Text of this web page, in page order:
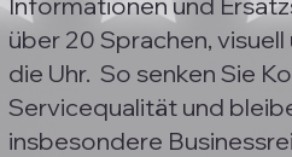
über 20 Sprachen,
die Uhr. So senken Sie
Servicequalität und
insbesondere